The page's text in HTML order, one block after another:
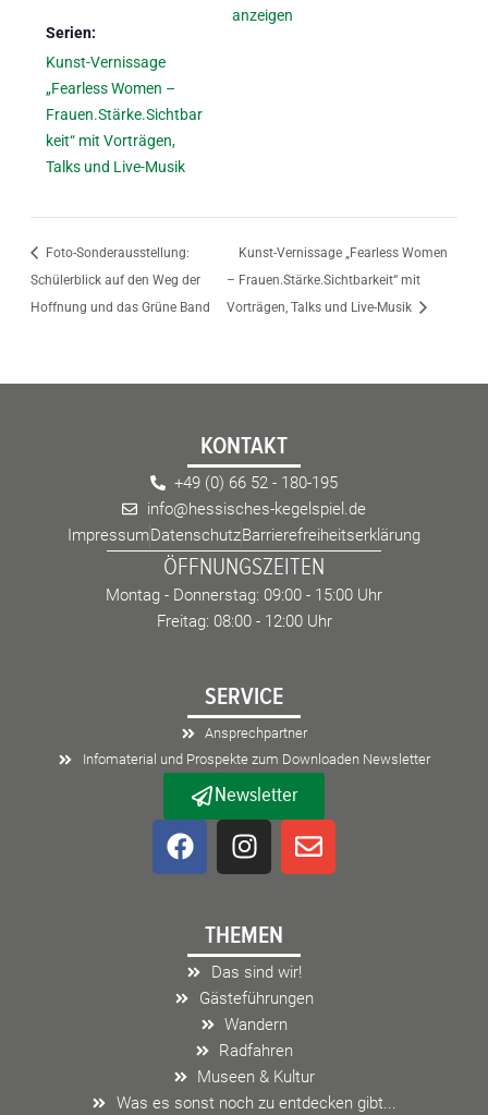
Serien:
Kunst-Vernissage
„Fearless Women –
Frauen.Stärke.Sichtbar
keit“ mit Vorträgen,
Talks und Live-Musik
anzeigen
Foto-Sonderausstellung:
Schülerblick auf den Weg der
Hoffnung und das Grüne Band
Kunst-Vernissage „Fearless Women
– Frauen.Stärke.Sichtbarkeit“ mit
Vorträgen, Talks und Live-Musik
KONTAKT
+49 (0) 66 52 - 180-195
info@hessisches-kegelspiel.de
ImpressumDatenschutzBarrierefreiheitserklärung
ÖFFNUNGSZEITEN
Montag - Donnerstag: 09:00 - 15:00 Uhr
Freitag: 08:00 - 12:00 Uhr
SERVICE
Ansprechpartner
Infomaterial und Prospekte zum Downloaden Newsletter
Newsletter
F
a
o
o
I
n
a
g
r
a
m
E
n
p
THEMEN
Das sind wir!
Gästeführungen
Wandern
Radfahren
Museen & Kultur
Was es sonst noch zu entdecken gibt...